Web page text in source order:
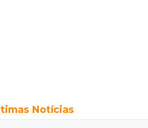
Notícias